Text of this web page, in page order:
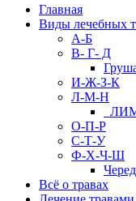
Главная
Виды лечебных
А-Б
В- Г- Д
И-Ж-З-К
Л-М-Н
О-П-Р
С-Т-У
Ф-Х-Ч-Ш
Всё о травах